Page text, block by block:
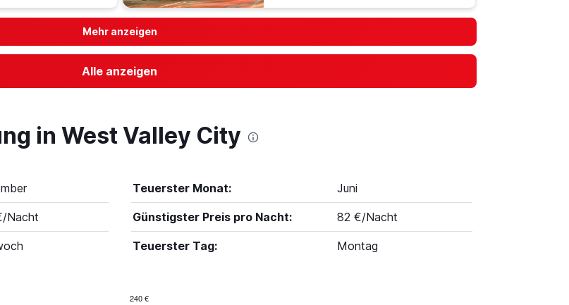
Mehr anzeigen
Alle anzeigen
in West Valley City
Teuerster Monat: Juni
Nacht Günstigster Preis pro Nacht: 82 €/Nacht
Teuerster Tag: Montag
240 €